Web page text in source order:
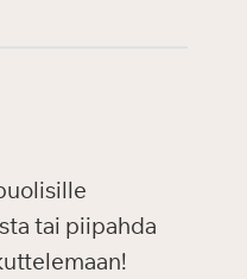
tai piipahda